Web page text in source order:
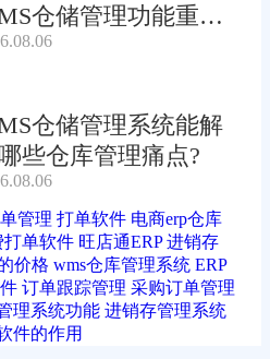
仓储管理功能重要
仓储管理系统能解
些仓库管理痛点?
管理 打单软件 电商erp仓库
打单软件 旺店通ERP 进销存
价格 wms仓库管理系统 ERP
订单跟踪管理 采购订单管理
理系统功能 进销存管理系统
件的作用